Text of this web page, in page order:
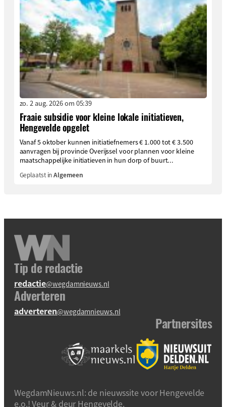
zo. 2 aug. 2026 om 05:39
Fraaie subsidie voor kleine lokale initiatieven,
Hengevelde opgelet
Vanaf 5 oktober kunnen initiatiefnemers € 1.000 tot € 3.500
aanvragen bij provincie Overijssel voor plannen voor kleine
maatschappelijke initiatieven in hun dorp of buurt...
Geplaatst inAlgemeen
Tip de redactie
redactie@wegdamnieuws.nl
Adverteren
adverteren@wegdamnieuws.nl
Partnersites
WegdamNieuws.nl: de nieuwssite voor Hengevelde
e.o.! Veur & deur Hengevelde.